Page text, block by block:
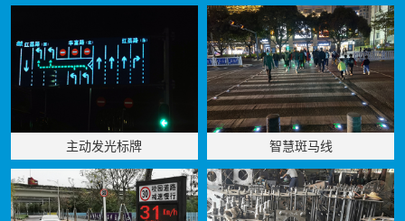
主动发光标牌 智慧斑马线